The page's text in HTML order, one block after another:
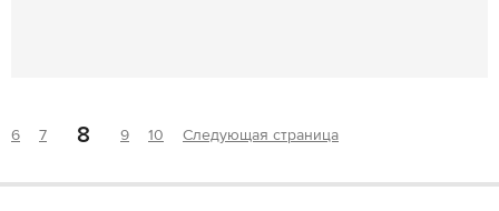
6 7 8 9 10 Следующая страница